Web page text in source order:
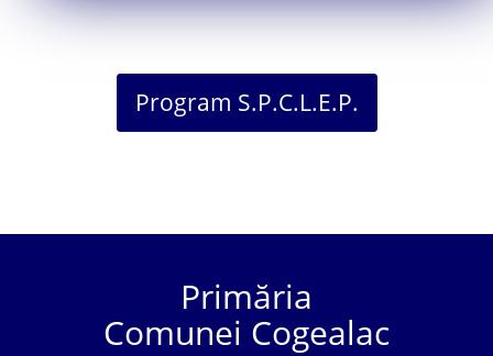
Program S.P.C.L.E.P.
Primăria
Comunei Cogealac